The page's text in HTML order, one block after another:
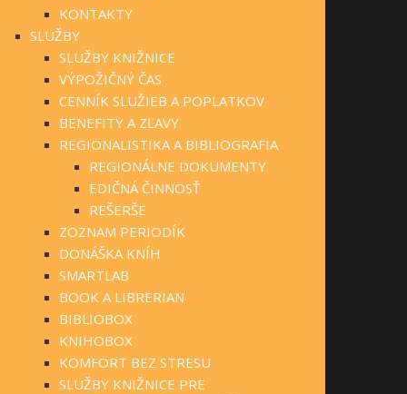
KONTAKTY
SLUŽBY
SLUŽBY KNIŽNICE
VÝPOŽIČNÝ ČAS
CENNÍK SLUŽIEB A POPLATKOV
BENEFITY A ZĽAVY
REGIONALISTIKA A BIBLIOGRAFIA
REGIONÁLNE DOKUMENTY
EDIČNÁ ČINNOSŤ
REŠERŠE
ZOZNAM PERIODÍK
DONÁŠKA KNÍH
SMARTLAB
BOOK A LIBRERIAN
BIBLIOBOX
KNIHOBOX
KOMFORT BEZ STRESU
SLUŽBY KNIŽNICE PRE